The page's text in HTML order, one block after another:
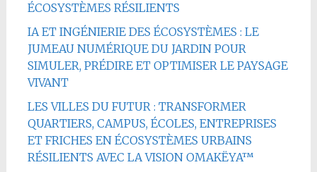
ÉCOSYSTÈMES RÉSILIENTS
IA ET INGÉNIERIE DES ÉCOSYSTÈMES : LE
JUMEAU NUMÉRIQUE DU JARDIN POUR
SIMULER, PRÉDIRE ET OPTIMISER LE PAYSAGE
VIVANT
LES VILLES DU FUTUR : TRANSFORMER
QUARTIERS, CAMPUS, ÉCOLES, ENTREPRISES
ET FRICHES EN ÉCOSYSTÈMES URBAINS
RÉSILIENTS AVEC LA VISION OMAKËYA™